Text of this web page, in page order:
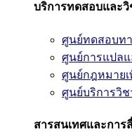
บริการทดสอบและวิ
ศูนย์ทดสอบท
ศูนย์การแปลแ
ศูนย์กฎหมาย
ศูนย์บริการวิ
สารสนเทศและการ